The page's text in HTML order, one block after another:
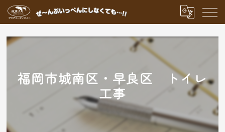
福岡市城南区・早良区 トイレ
工事